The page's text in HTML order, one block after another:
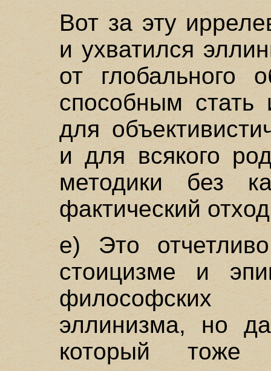
Вот за эту
и ухватился
от глобального
способным
для
и для всякого
методики без
фактический
е) Это
стоицизме и
философских
эллинизма, но
который